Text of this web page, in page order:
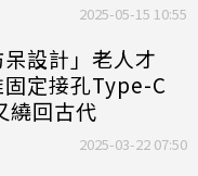
2025-05-15 10:55
呆設計」老人才
定接孔Type-C
繞回古代
2025-03-22 07:50